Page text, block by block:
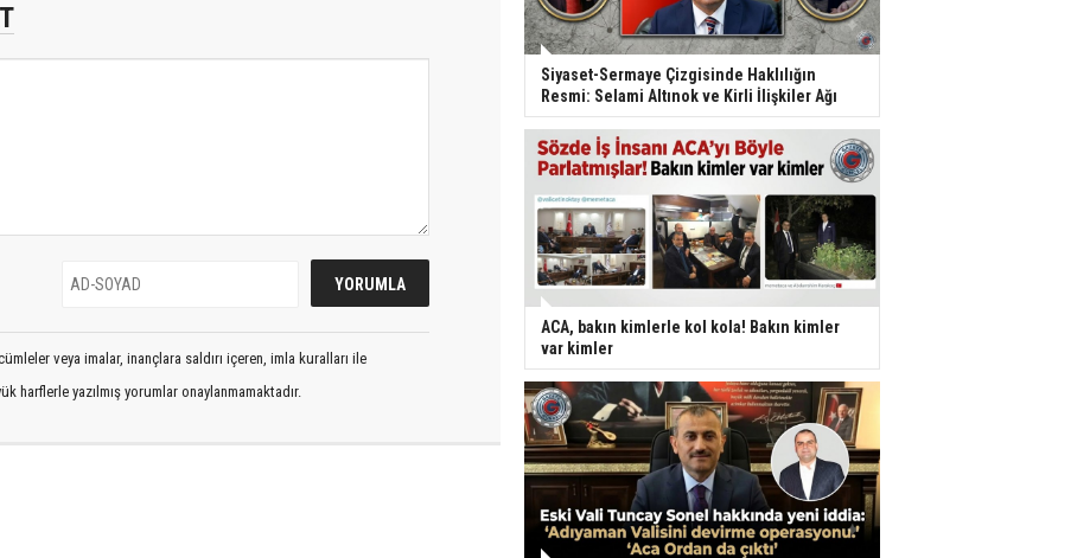
veya imalar, inançlara saldırı içeren, imla kuralları ile
harflerle yazılmış yorumlar onaylanmamaktadır.
Siyaset-Sermaye Çizgisinde Haklılığın
Resmi: Selami Altınok ve Kirli İlişkiler Ağı
ACA, bakın kimlerle kol kola! Bakın kimler
var kimler